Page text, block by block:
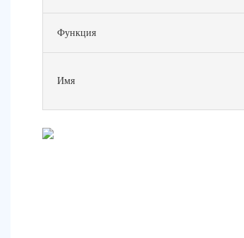
Функция
Имя